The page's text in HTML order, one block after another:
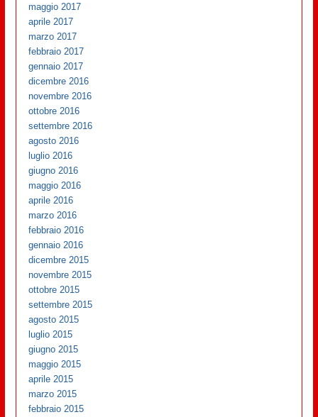
maggio 2017
aprile 2017
marzo 2017
febbraio 2017
gennaio 2017
dicembre 2016
novembre 2016
ottobre 2016
settembre 2016
agosto 2016
luglio 2016
giugno 2016
maggio 2016
aprile 2016
marzo 2016
febbraio 2016
gennaio 2016
dicembre 2015
novembre 2015
ottobre 2015
settembre 2015
agosto 2015
luglio 2015
giugno 2015
maggio 2015
aprile 2015
marzo 2015
febbraio 2015